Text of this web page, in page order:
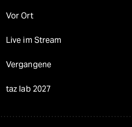
Vor Ort
Live im Stream
Vergangene
taz lab 2027